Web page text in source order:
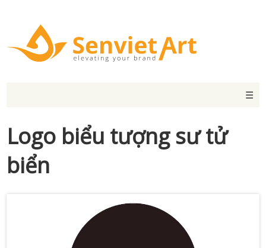
☰
Logo biểu tượng sư tử
biển